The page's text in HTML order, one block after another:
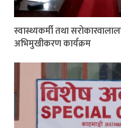
स्वास्थ्यकर्मी तथा
अभिमुखीकरण कार्यक्रम